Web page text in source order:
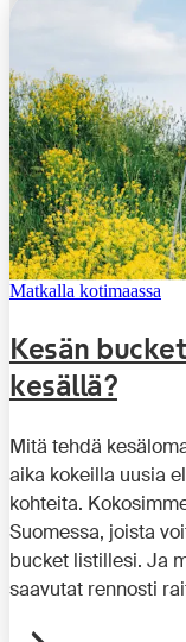
Matkalla kotimaassa
Kesän
kesällä?
Mitä tehdä
aika kokeilla uusia
kohteita.
Suomessa, joista
bucket listillesi. Ja
saavutat rennosti